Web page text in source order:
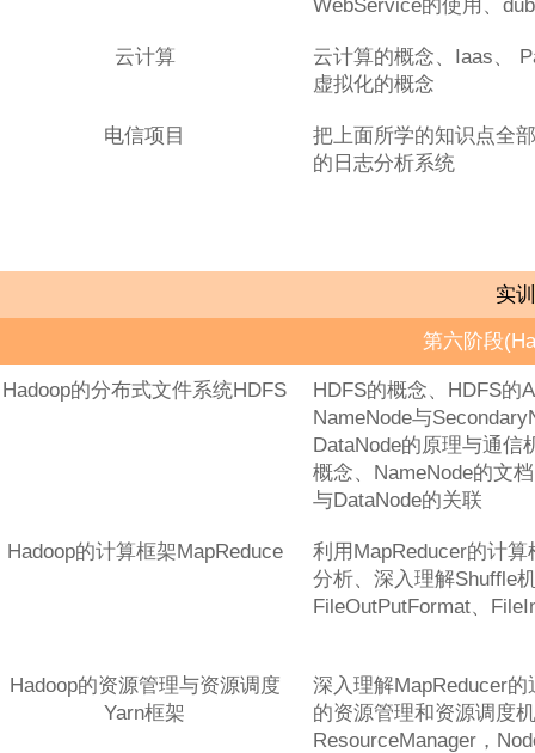
WebService的使用、
云计算
云计算的概念、Iaas、
虚拟化的概念
电信项目
把上面所学的知识点全
的日志分析系统
实
第六阶段
Hadoop的分布式文件系统HDFS
HDFS的概念、HDFS的
NameNode与
DataNode的原理与通信
概念、NameNode的文
与DataNode的关联
Hadoop的计算框架MapReduce
利用MapReducer的计
分析、深入理解Shuffle
FileOutPutFormat、
Hadoop的资源管理与资源调度
Yarn框架
深入理解MapReducer
的资源管理和资源调度
ResourceManager，